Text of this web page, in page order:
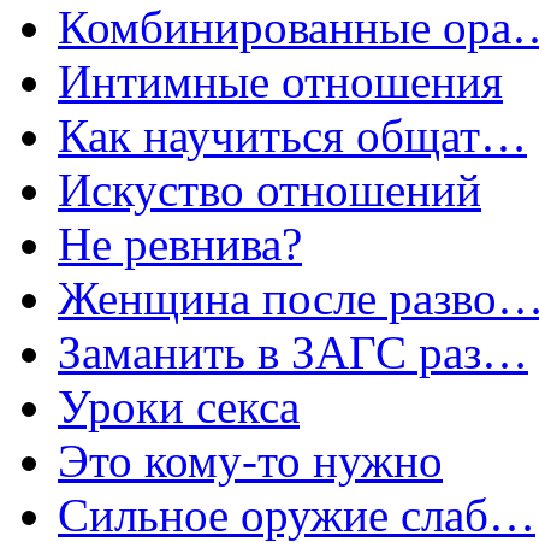
Комбинированные
Интимные отношения
Как научиться общат…
Искуство отношений
Не ревнива?
Женщина после
Заманить в ЗАГС раз…
Уроки секса
Это кому-то нужно
Сильное оружие слаб…